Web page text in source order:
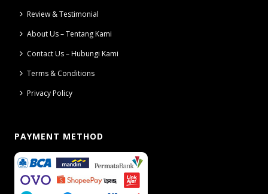
Review & Testimonial
About Us – Tentang Kami
Contact Us – Hubungi Kami
Terms & Conditions
Privacy Policy
PAYMENT METHOD